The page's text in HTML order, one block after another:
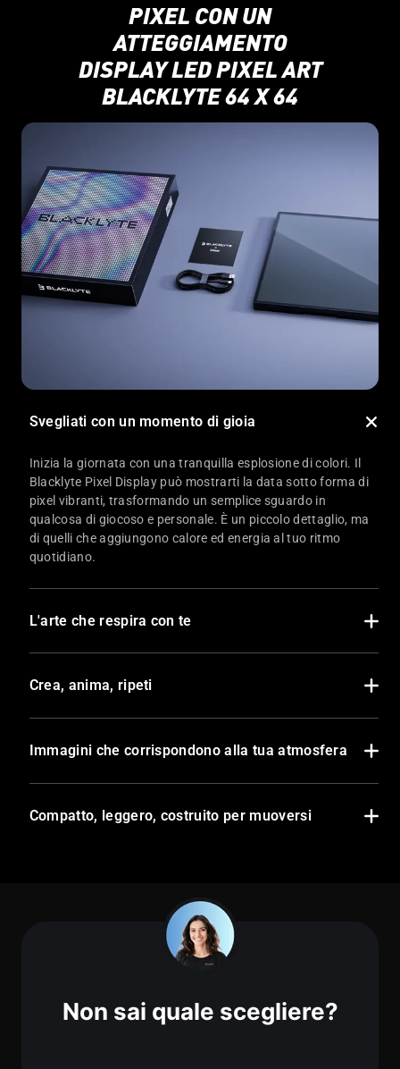
PIXEL CON UN
ATTEGGIAMENTO
DISPLAY LED PIXEL ART
BLACKLYTE 64 X 64
Svegliati con un momento di gioia
Inizia la giornata con una tranquilla esplosione di colori. Il
Blacklyte Pixel Display può mostrarti la data sotto forma di
pixel vibranti, trasformando un semplice sguardo in
qualcosa di giocoso e personale. È un piccolo dettaglio, ma
di quelli che aggiungono calore ed energia al tuo ritmo
quotidiano.
L'arte che respira con te
Crea, anima, ripeti
Immagini che corrispondono alla tua atmosfera
Compatto, leggero, costruito per muoversi
Non sai quale scegliere?